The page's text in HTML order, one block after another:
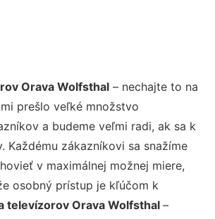
Orava Wolfsthal – nechajte to na
prešlo veľké množstvo
a budeme veľmi radi, ak sa k
Každému zákazníkovi sa snažíme
v maximálnej možnej miere,
osobný prístup je kľúčom k
televízorov Orava Wolfsthal –